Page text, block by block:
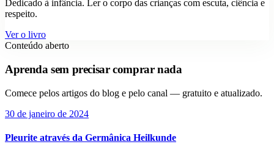
Dedicado à infância. Ler o corpo das crianças com escuta, ciência e
respeito.
Ver o livro
Conteúdo aberto
Aprenda sem precisar comprar nada
Comece pelos artigos do blog e pelo canal — gratuito e atualizado.
30 de janeiro de 2024
Pleurite através da Germânica Heilkunde